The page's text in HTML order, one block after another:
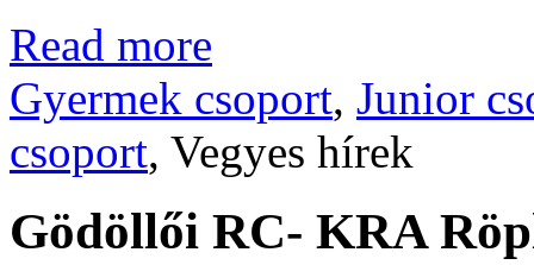
Read more
Gyermek csoport, Junior
csoport, Vegyes hírek
Gödöllői RC- KRA